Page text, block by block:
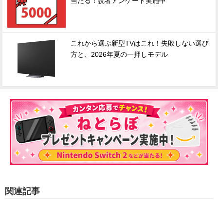
これから選ぶ新型TVはこれ！失敗しない選び
方と、2026年夏の一押しモデル
関連記事